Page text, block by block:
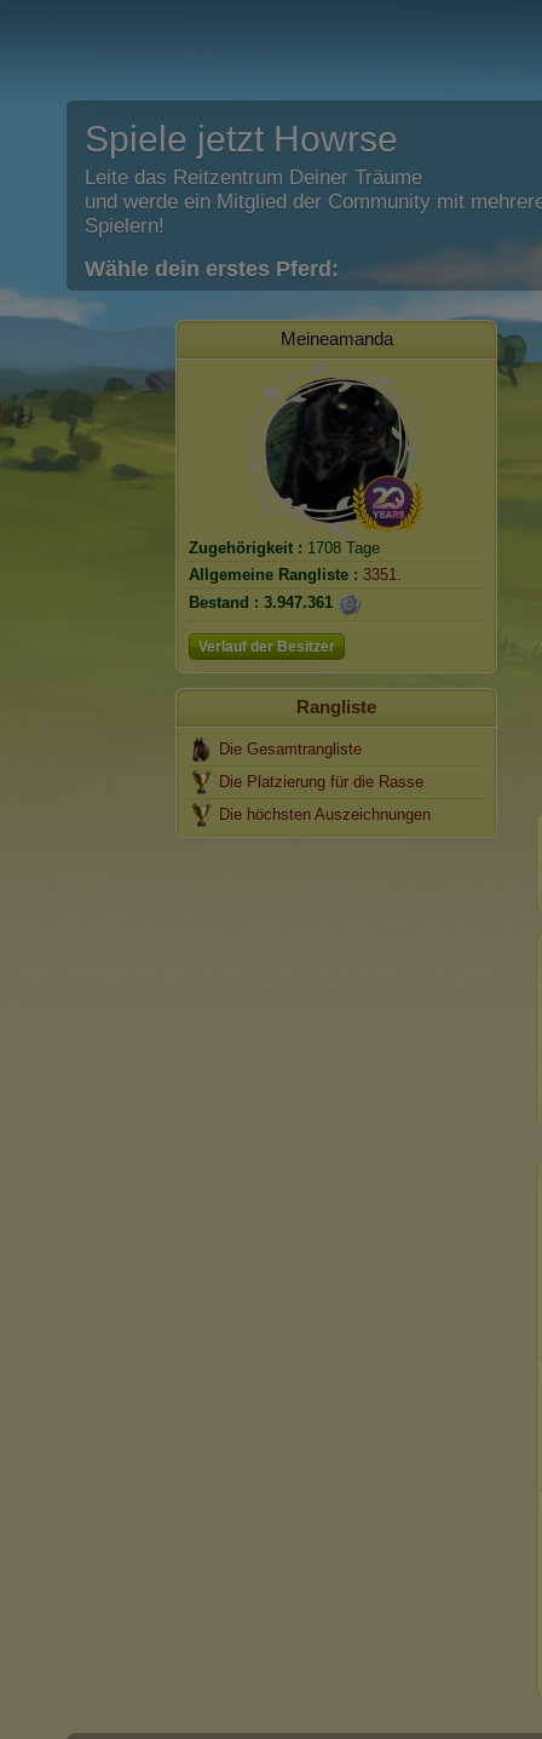
Spiele jetzt Howrse
Leite das Reitzentrum Deiner Träume
und werde ein Mitglied der Community mit
Spielern!
Wähle dein erstes Pferd:
Meineamanda
Zugehörigkeit : 1708 Tage
Allgemeine Rangliste : 3351.
Bestand : 3.947.361
Verlauf der Besitzer
Rangliste
Die Gesamtrangliste
Die Platzierung für die Rasse
Die höchsten Auszeichnungen